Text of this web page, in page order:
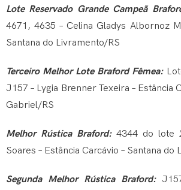
Lote Reservado Grande Campeã
4671, 4635 – Celina Gladys Albornoz
Santana do Livramento/RS
Terceiro Melhor Lote Braford Fêmea:
J157 – Lygia Brenner Texeira – Estância
Gabriel/RS
Melhor Rústica Braford: 4344 do lote
Soares – Estância Carcávio – Santana do
Segunda Melhor Rústica Braford: